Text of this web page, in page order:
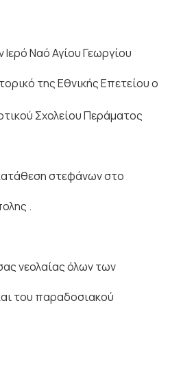
Ναό Αγίου Γεωργίου
της Εθνικής Επετείου ο
Σχολείου Περάματος
στεφάνων στο
.
νεολαίας όλων των
του παραδοσιακού